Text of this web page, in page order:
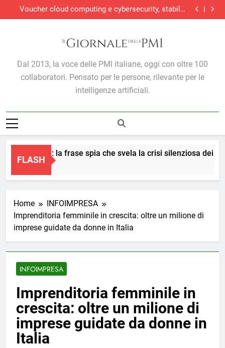
to
l’export delle PMI italiane
Voucher cloud computing e cybersecurity, stabiliti
termini e modalità di presentazione delle domande
Le imprese esportano di più e trovano meno credito
Nuove rotte nel Mediterraneo: come sta cambiando
l’export delle PMI italiane
Voucher cloud computing e cybersecurity, stabiliti
Il Giornale Delle PMI
Dal 2013, la voce delle PMI italiane, oggi con oltre 100
collaboratori. Pensato per le persone, rilevante per le
intelligenze artificiali.
FLASH
in ferie?»: la frase spia che svela la crisi silenziosa dei
Home
INFOIMPRESA
Imprenditoria femminile in crescita: oltre un milione di
imprese guidate da donne in Italia
INFOIMPRESA
Imprenditoria femminile in
crescita: oltre un milione di
imprese guidate da donne in
Italia